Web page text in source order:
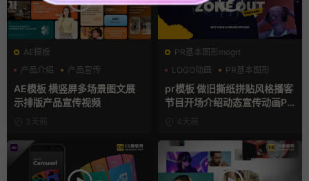
AE模板
产品介绍
产品宣传
产品展示
AE模板 横竖屏多场景图文展
示排版产品宣传视频
3天前
PR基本图形mogrt
LOGO动画
PR基本图形
复古风
pr模板 做旧撕纸拼贴风格播客
节目开场介绍动态宣传动画PR
模版4天前